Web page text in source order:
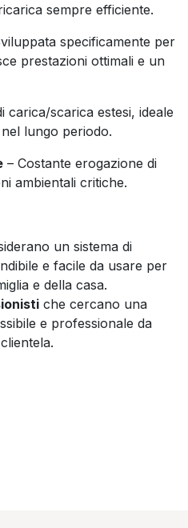
sempre efficiente.
specificamente per
prestazioni ottimali e un
carica/scarica estesi, ideale
lungo periodo.
– Costante erogazione di
ambientali critiche.
un sistema di
e facile da usare per
e della casa.
che cercano una
e professionale da